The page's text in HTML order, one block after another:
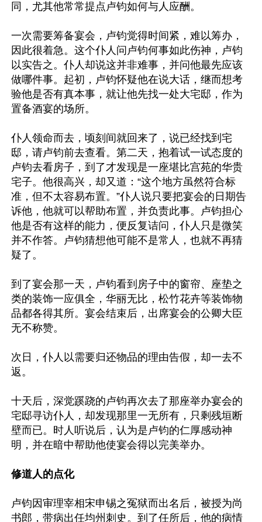
同，尤其他常常提点卢钧如何与人应酬。
一次需要筹备宴会，卢钧觉得时间紧，难以筹办，
因此很着急。这个仆人问卢钧何事如此伤神，卢钧
以实告之。仆人却说这并非难事，并问他最先应该
做哪件事。起初，卢钧怀疑他在说大话，继而想考
验他是否有真本事，就让他先找一处大宅邸，作为
置备酒宴的场所。
仆人领命而去，顷刻间就回来了，说已经找到宅
邸，请卢钧前去查看。第二天，抱着试一试态度的
卢钧去看房子，到了才发现是一座堪比宫苑的华贵
宅子。他很高兴，却又道：“这个地方虽然符合标
准，但不太容易布置。”仆人说只要把宴会的日期告
诉他，他就可以帮助布置，并负责此事。卢钧担心
他是否有这样的能力，便反复诘问，仆人只是微笑
并不作答。卢钧猜想他可能不是常人，也就不再猜
疑了。
到了宴会那一天，卢钧看到房子中的窗帘、座垫之
类的装饰一应俱全，华丽无比，松竹花卉等装饰物
品都各得其所。宴会结束后，出席宴会的公卿大臣
无不称赞。
次日，仆人以需要归还物品的理由告假，却一去不
返。
十天后，深觉蹊跷的卢钧再次去了那座举办宴会的
宅邸寻访仆人，却发现那里一无所有，只剩残垣断
壁而已。时人听说后，认为是卢钧的仁厚感动神
明，并在暗中帮助他使宴会得以完美举办。
修道人的点化
卢钧因审理宰相宋申锡之冤狱而出名后，被授为尚
书郎，带病出任均州刺史。到了任所后，他的病情